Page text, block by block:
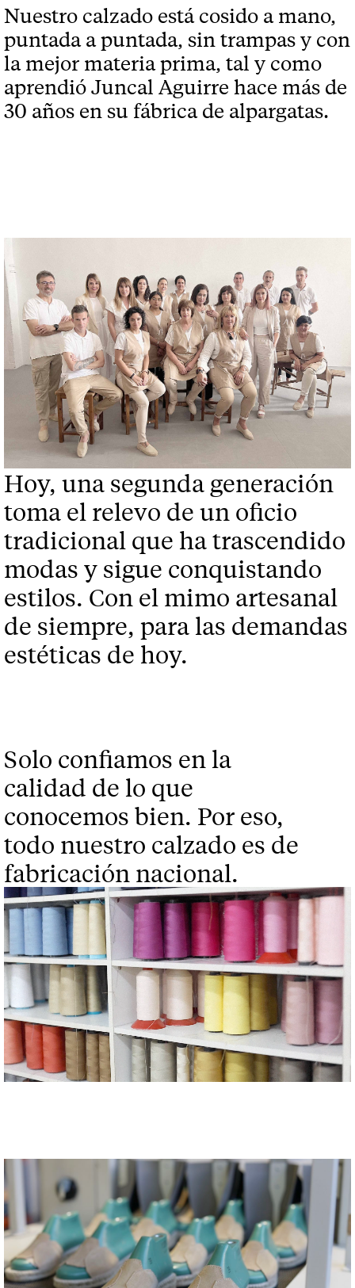
Nuestro calzado está cosido a mano,
puntada a puntada, sin trampas y con
la mejor materia prima, tal y como
aprendió Juncal Aguirre hace más de
30 años en su fábrica de alpargatas.
Hoy, una segunda generación
toma el relevo de un oficio
tradicional que ha trascendido
modas y sigue conquistando
estilos. Con el mimo artesanal
de siempre, para las demandas
estéticas de hoy.
Solo confiamos en la
calidad de lo que
conocemos bien. Por eso,
todo nuestro calzado es de
fabricación nacional.